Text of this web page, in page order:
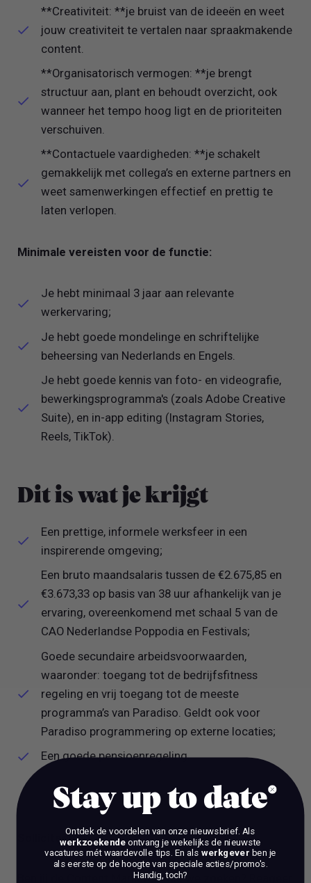
**Creativiteit: **je bruist van de ideeën en weet
jouw creativiteit te vertalen naar spraakmakende
content.
**Organisatorisch vermogen: **je brengt
structuur aan, plant en behoudt overzicht, ook
wanneer het tempo hoog ligt en de prioriteiten
verschuiven.
**Contactuele vaardigheden: **je schakelt
gemakkelijk met collega’s en externe partners en
weet samenwerkingen effectief en prettig te
laten verlopen.
Minimale vereisten voor de functie:
Je hebt minimaal 3 jaar aan relevante
werkervaring;
Je hebt goede mondelinge en schriftelijke
beheersing van Nederlands en Engels.
Je hebt goede kennis van foto- en videografie,
bewerkingsprogramma's (zoals Adobe Creative
Suite), en in-app editing (Instagram Stories,
Reels, TikTok).
Dit is wat je krijgt
Een prettige, informele werksfeer in een
inspirerende omgeving;
Een bruto maandsalaris tussen de €2.675,85 en
€3.673,33 op basis van 38 uur afhankelijk van je
ervaring, overeenkomend met schaal 5 van de
CAO Nederlandse Poppodia en Festivals;
Goede secundaire arbeidsvoorwaarden,
waaronder: toegang tot de bedrijfsfitness
regeling en vrij toegang tot de meeste
programma’s van Paradiso. Geldt ook voor
Paradiso programmering op externe locaties;
Een goede pensioenregeling.
Solliciteer nu
Ben jij de Content Marketeer die we zoeken? Reageer
Stay up to date
Ontdek de voordelen van onze nieuwsbrief. Als
werkzoekendeontvang je wekelijks de nieuwste
vacatures mét waardevolle tips. En als werkgever ben je
als eerste op de hoogte van speciale acties/promo's.
Handig, toch?